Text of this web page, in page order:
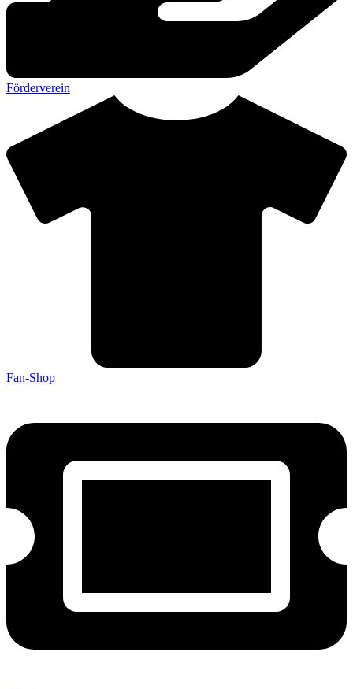
Förderverein
Fan-Shop